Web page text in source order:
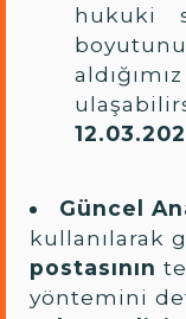
hukuki
Güncel
kullanılarak
postasının
yöntemini